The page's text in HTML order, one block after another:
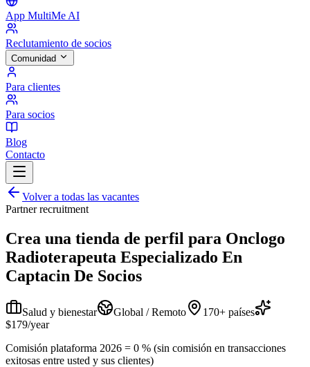
App MultiMe AI
Reclutamiento de socios
Comunidad
Para clientes
Para socios
Blog
Contacto
Volver a todas las vacantes
Partner recruitment
Crea una tienda de perfil para Onclogo
Radioterapeuta Especializado En
Captacin De Socios
Salud y bienestar Global / Remoto
170+ países
$179/year
Comisión plataforma 2026 = 0 % (sin comisión en transacciones
exitosas entre usted y sus clientes)